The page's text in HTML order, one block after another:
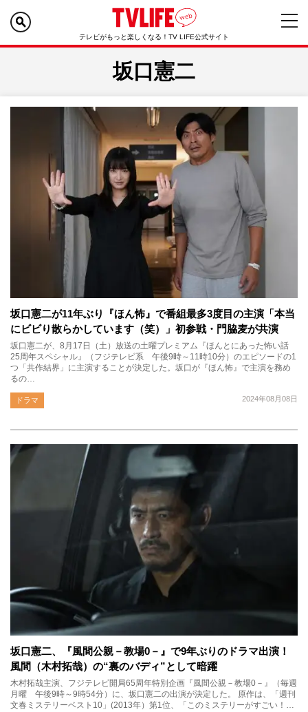
テレビがもっと楽しくなる！TV LIFE公式サイト
坂口憲二
坂口憲二が11年ぶり『ほん怖』で番組最多3度目の主演「本当
にビビり散らかしています（笑）」初参戦・門脇麦が共演
坂口憲二が、8月17日（土）放送の土曜プレミアム『ほんとにあった怖い話
25周年スペシャル』（フジテレビ系 午後9時～11時10分）のエピソードの1
つ「共作結界」に主演することが決定した。坂口が『ほん怖』で主演を務め
るの…
2024年08月08日
ドラマ
坂口憲二、『風間公親－教場0－』で9年ぶりのドラマ出演！
風間（木村拓哉）の“裏のバディ”として暗躍
木村拓哉主演、フジテレビ開局65周年特別企画『風間公親－教場0－』（毎週
月曜 午後9時～9時54分）に、坂口憲二の出演が決定した。 原作は、「週刊
文春ミステリーベスト10」(2013年）第1位、「このミステリーがすごい！…